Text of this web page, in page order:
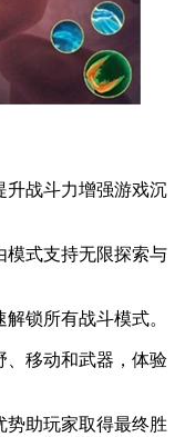
升战斗力增强游戏沉
模式支持无限探索与
锁所有战斗模式。
、移动和武器，体验
势助玩家取得最终胜